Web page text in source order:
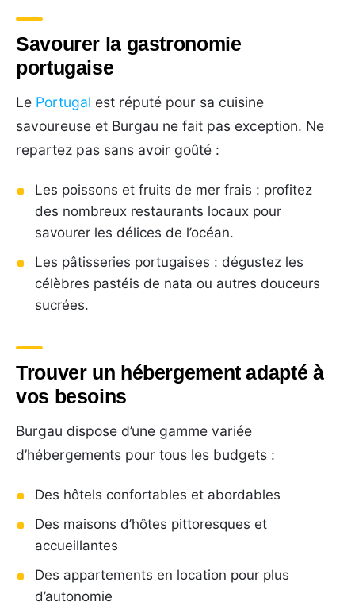
Savourer la gastronomie
portugaise
Le Portugal est réputé pour sa cuisine
savoureuse et Burgau ne fait pas exception. Ne
repartez pas sans avoir goûté :
Les poissons et fruits de mer frais : profitez
des nombreux restaurants locaux pour
savourer les délices de l’océan.
Les pâtisseries portugaises : dégustez les
célèbres pastéis de nata ou autres douceurs
sucrées.
Trouver un hébergement adapté à
vos besoins
Burgau dispose d’une gamme variée
d’hébergements pour tous les budgets :
Des hôtels confortables et abordables
Des maisons d’hôtes pittoresques et
accueillantes
Des appartements en location pour plus
d’autonomie